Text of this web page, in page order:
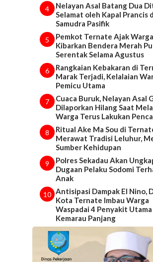
4
Nelayan Asal Batang Dua
Selamat oleh Kapal Prancis
Samudra Pasifik
5
Pemkot Ternate Ajak Warga
Kibarkan Bendera Merah
Serentak Selama Agustus
6
Rangkaian Kebakaran di
Marak Terjadi, Kelalaian
Pemicu Utama
7
Cuaca Buruk, Nelayan Asal
Dilaporkan Hilang Saat
Warga Terus Lakukan
8
Ritual Ake Ma Sou di
Merawat Tradisi Leluhur,
Sumber Kehidupan
9
Polres Sekadau Akan
Dugaan Pelaku Sodomi
Anak
10 Antisipasi Dampak El Nino,
Kota Ternate Imbau Warga
Waspadai 4 Penyakit Utama
Kemarau Panjang